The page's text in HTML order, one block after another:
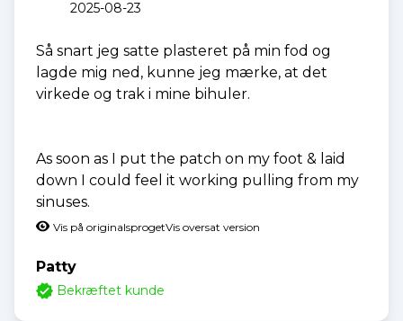
2025-08-23
Så snart jeg satte plasteret på min fod og
lagde mig ned, kunne jeg mærke, at det
virkede og trak i mine bihuler.
As soon as I put the patch on my foot & laid
down I could feel it working pulling from my
sinuses.
Vis på originalsprogetVis oversat version
Patty
Bekræftet kunde